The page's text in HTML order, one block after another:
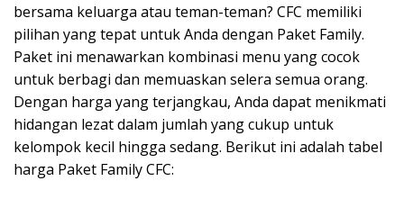
bersama keluarga atau teman-teman? CFC memiliki
pilihan yang tepat untuk Anda dengan Paket Family.
Paket ini menawarkan kombinasi menu yang cocok
untuk berbagi dan memuaskan selera semua orang.
Dengan harga yang terjangkau, Anda dapat menikmati
hidangan lezat dalam jumlah yang cukup untuk
kelompok kecil hingga sedang. Berikut ini adalah tabel
harga Paket Family CFC: